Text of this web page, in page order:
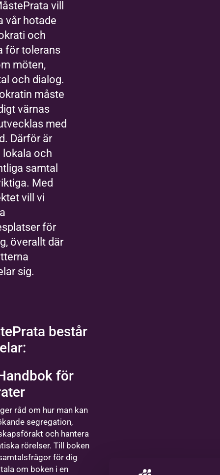
vill
vår hotade
och
för tolerans
möten,
och dialog.
måste
värnas
med
Därför är
lokala och
samtal
Med
vill vi
för
överallt där
sig.
består
för
råd om hur man kan
segregation,
och hantera
rörelser. Till boken
för dig
om boken i en